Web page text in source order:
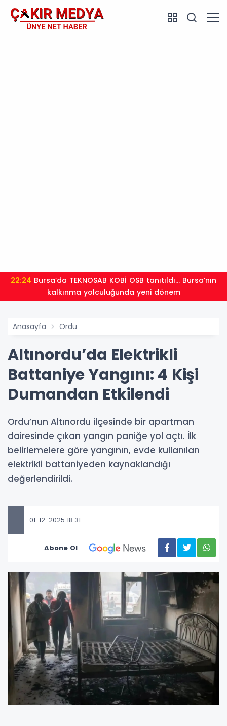
22:24
kalkınma yolculuğunda yeni dönem
Anasayfa Ordu
Altınordu’da Elektrikli
Battaniye Yangını: 4 Kişi
Dumandan Etkilendi
Ordu’nun Altınordu ilçesinde bir apartman
dairesinde çıkan yangın paniğe yol açtı. İlk
belirlemelere göre yangının, evde kullanılan
elektrikli battaniyeden kaynaklandığı
değerlendirildi.
01-12-2025 18:31
Abone Ol